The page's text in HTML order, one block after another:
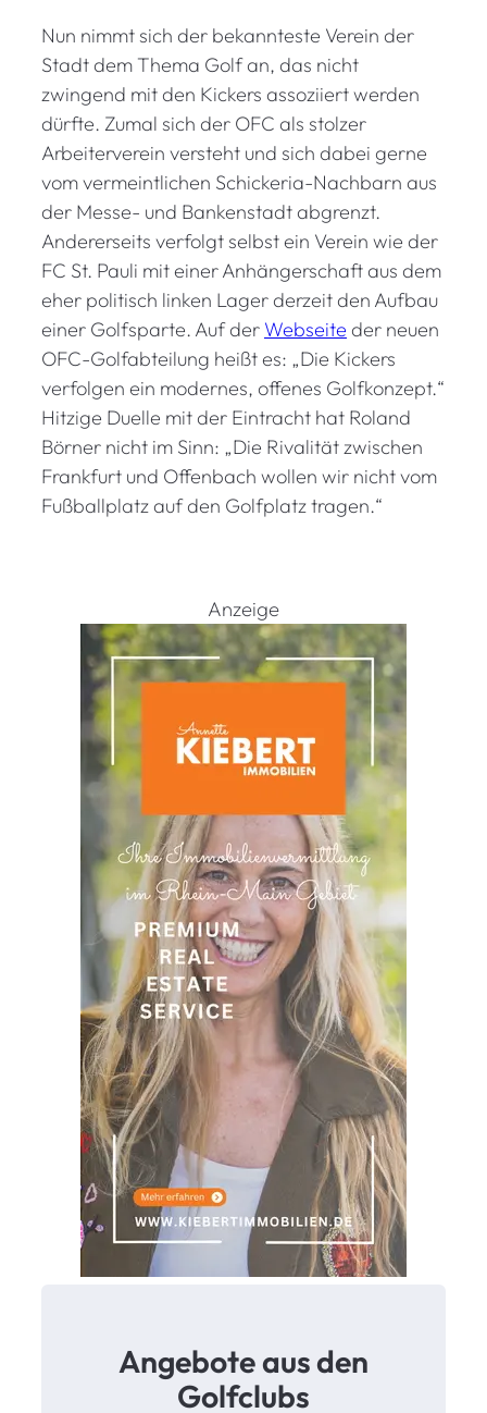
Nun nimmt sich der bekannteste Verein der
Stadt dem Thema Golf an, das nicht
zwingend mit den Kickers assoziiert werden
dürfte. Zumal sich der OFC als stolzer
Arbeiterverein versteht und sich dabei gerne
vom vermeintlichen Schickeria-Nachbarn aus
der Messe- und Bankenstadt abgrenzt.
Andererseits verfolgt selbst ein Verein wie der
FC St. Pauli mit einer Anhängerschaft aus dem
eher politisch linken Lager derzeit den Aufbau
einer Golfsparte. Auf der Webseite der neuen
OFC-Golfabteilung heißt es: „Die Kickers
verfolgen ein modernes, offenes Golfkonzept.“
Hitzige Duelle mit der Eintracht hat Roland
Börner nicht im Sinn: „Die Rivalität zwischen
Frankfurt und Offenbach wollen wir nicht vom
Fußballplatz auf den Golfplatz tragen.“
Anzeige
Angebote aus den
Golfclubs